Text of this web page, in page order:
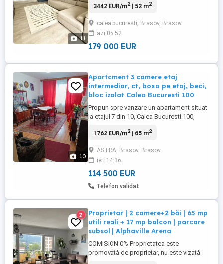
11
rezidential Urban Plaza. Apartamentul este
utila de 52 mp si este compartimentat
eficient pentru un stil de viata urban si
confortabil. In plus, ...
3442 EUR/m2| 52 m2
calea bucuresti, Brasov, Brasov
azi 06:52
179 000 EUR
10
Apartament 3 camere etaj
intermediar, ct, boxa pe etaj, beci,
bloc izolat Calea Bucuresti 100
Propun spre vanzare un apartament situat
la etajul 7 din 10, Calea Bucuresti 100,
termopane, usa metalica, boxa situata la
camere este estica, iar baia si bucataria
orientare vest. Se vinde asa cum se vede
sau se poate debarasa ...
1762 EUR/m2| 65 m2
ASTRA, Brasov, Brasov
ieri 14:36
114 500 EUR
Telefon validat
2
Proprietar | 2 camere+2 băi | 65 mp
utili reali + 17 mp balcon | parcare
subsol | Alphaville Arena
COMISION 0% Proprietatea este
promovată de proprietar, nu este vizată